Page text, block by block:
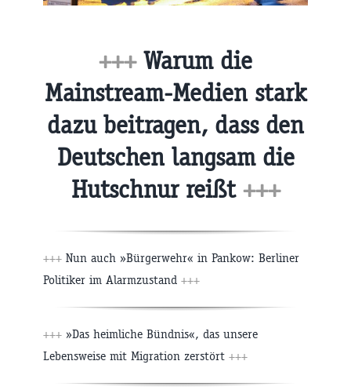
+++ Warum die
Mainstream-Medien stark
dazu beitragen, dass den
Deutschen langsam die
Hutschnur reißt +++
+++ Nun auch »Bürgerwehr« in Pankow: Berliner
Politiker im Alarmzustand +++
+++ »Das heimliche Bündnis«, das unsere
Lebensweise mit Migration zerstört +++